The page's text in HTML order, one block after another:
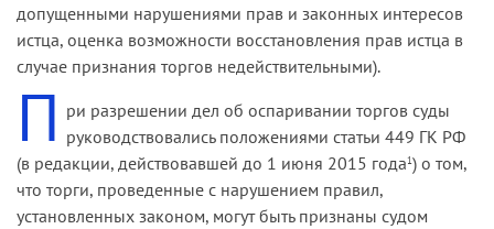
допущенными нарушениями прав и законных интересов
истца, оценка возможности восстановления прав истца в
случае признания торгов недействительными).
П ри разрешении дел об оспаривании торгов суды
руководствовались положениями статьи 449 ГК РФ
(в редакции, действовавшей до 1 июня 2015 года1) о том,
что торги, проведенные с нарушением правил,
установленных законом, могут быть признаны судом